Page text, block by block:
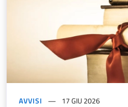
AVVISI 17 GIU 2026